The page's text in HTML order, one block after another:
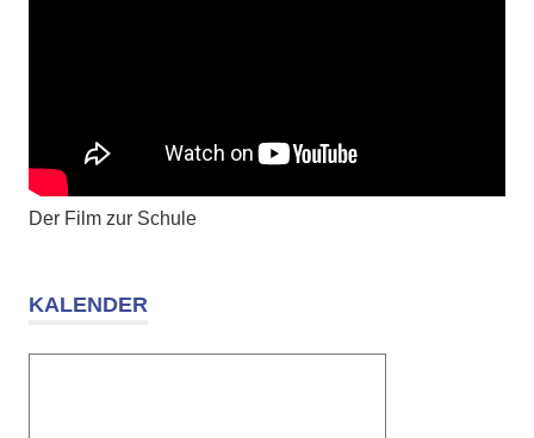
Der Film zur Schule
KALENDER